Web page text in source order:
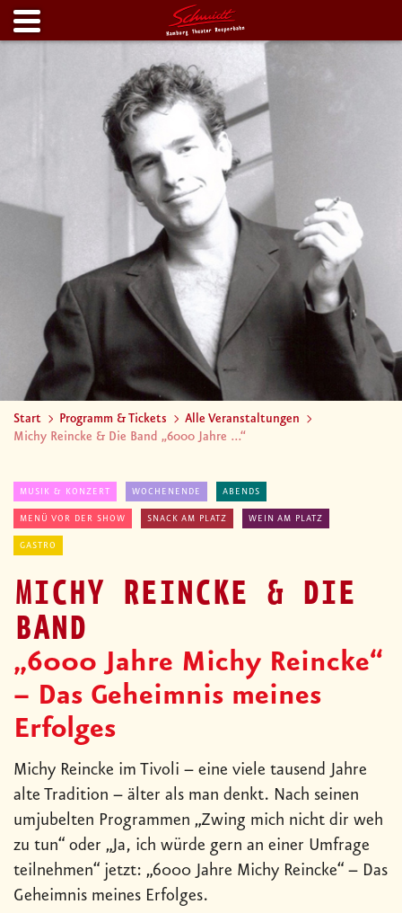
Start Programm & Tickets
Alle Veranstaltungen
Michy Reincke & Die Band „6000 Jahre ...“
MUSIK & KONZERT WOCHENENDE ABENDS
MENÜ VOR DER SHOW SNACK AM PLATZ WEIN AM PLATZ
GASTRO
MICHY REINCKE & DIE
BAND
„6000 Jahre Michy Reincke“
– Das Geheimnis meines
Erfolges
Michy Reincke im Tivoli – eine viele tausend Jahre
alte Tradition – älter als man denkt. Nach seinen
umjubelten Programmen „Zwing mich nicht dir weh
zu tun“ oder „Ja, ich würde gern an einer Umfrage
teilnehmen“ jetzt: „6000 Jahre Michy Reincke“ – Das
Geheimnis meines Erfolges.